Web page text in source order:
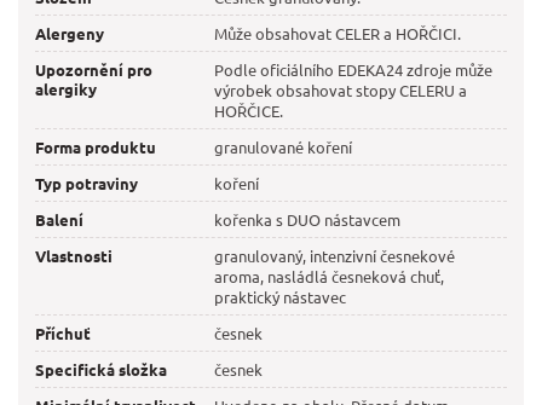
Alergeny
Může obsahovat CELER a HOŘČICI.
Upozornění pro
alergiky
Podle oficiálního EDEKA24 zdroje může
výrobek obsahovat stopy CELERU a
HOŘČICE.
Forma produktu
granulované koření
Typ potraviny
koření
Balení
kořenka s DUO nástavcem
Vlastnosti
granulovaný, intenzivní česnekové
aroma, nasládlá česneková chuť,
praktický nástavec
Příchuť
česnek
Specifická složka
česnek